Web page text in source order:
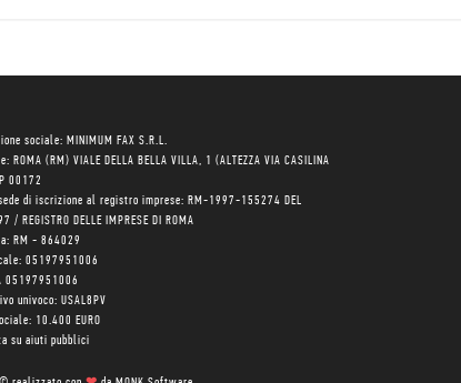
sociale: MINIMUM FAX S.R.L.
ROMA (RM) VIALE DELLA BELLA VILLA, 1 (ALTEZZA VIA CASILINA
00172
di iscrizione al registro imprese: RM-1997-155274 DEL
/ REGISTRO DELLE IMPRESE DI ROMA
RM - 864029
05197951006
05197951006
univoco: USAL8PV
10.400 EURO
su aiuti pubblici